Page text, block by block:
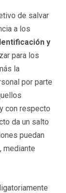
de salvar
a los
y
para los
la
por parte
con respecto
da un salto
puedan
mediante